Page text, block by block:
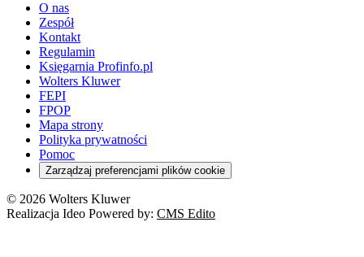
O nas
Zespół
Kontakt
Regulamin
Księgarnia Profinfo.pl
Wolters Kluwer
FEPI
FPOP
Mapa strony
Polityka prywatności
Pomoc
Zarządzaj preferencjami plików cookie
© 2026 Wolters Kluwer
Realizacja Ideo Powered by: CMS Edito